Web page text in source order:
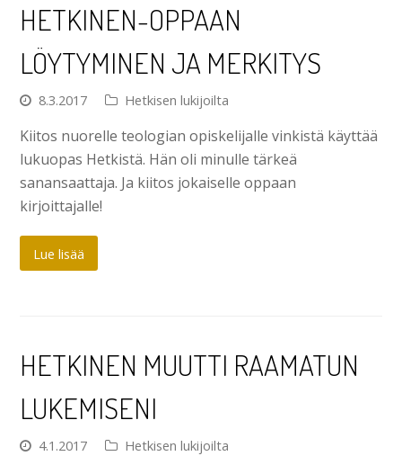
HETKINEN-OPPAAN
LÖYTYMINEN JA MERKITYS
8.3.2017 Hetkisen lukijoilta
Kiitos nuorelle teologian opiskelijalle vinkistä käyttää
lukuopas Hetkistä. Hän oli minulle tärkeä
sanansaattaja. Ja kiitos jokaiselle oppaan
kirjoittajalle!
Lue lisää
HETKINEN MUUTTI RAAMATUN
LUKEMISENI
4.1.2017 Hetkisen lukijoilta